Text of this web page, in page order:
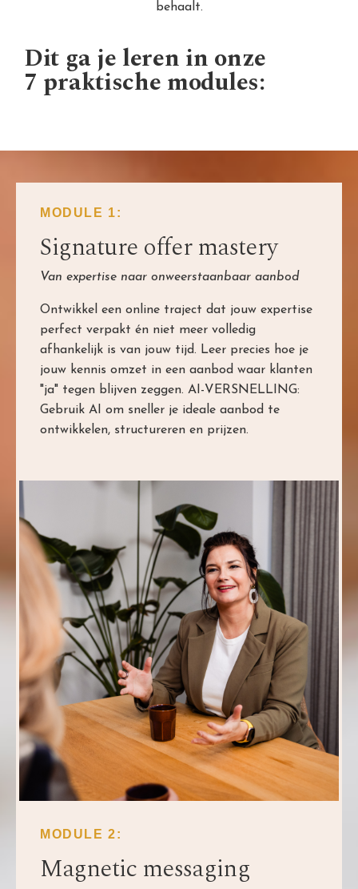
behaalt.
Dit ga je leren in onze
7 praktische modules:
MODULE 1:
Signature offer mastery
Van expertise naar onweerstaanbaar aanbod
Ontwikkel een online traject dat jouw expertise
perfect verpakt én niet meer volledig
afhankelijk is van jouw tijd. Leer precies hoe je
jouw kennis omzet in een aanbod waar klanten
"ja" tegen blijven zeggen. AI-VERSNELLING:
Gebruik AI om sneller je ideale aanbod te
ontwikkelen, structureren en prijzen.
MODULE 2:
Magnetic messaging